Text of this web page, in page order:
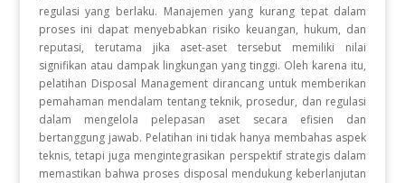
regulasi yang berlaku. Manajemen yang kurang tepat dalam
proses ini dapat menyebabkan risiko keuangan, hukum, dan
reputasi, terutama jika aset-aset tersebut memiliki nilai
signifikan atau dampak lingkungan yang tinggi. Oleh karena itu,
pelatihan Disposal Management dirancang untuk memberikan
pemahaman mendalam tentang teknik, prosedur, dan regulasi
dalam mengelola pelepasan aset secara efisien dan
bertanggung jawab. Pelatihan ini tidak hanya membahas aspek
teknis, tetapi juga mengintegrasikan perspektif strategis dalam
memastikan bahwa proses disposal mendukung keberlanjutan